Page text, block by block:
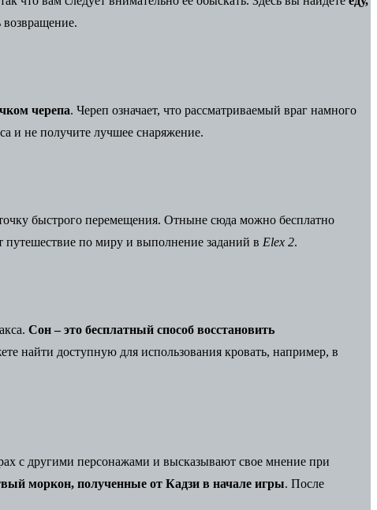
возвращение.
черепа. Череп означает, что рассматриваемый враг намного
и не получите лучшее снаряжение.
быстрого перемещения. Отныне сюда можно бесплатно
путешествие по миру и выполнение заданий в Elex 2.
Сон – это бесплатный способ восстановить
найти доступную для использования кровать, например, в
с другими персонажами и высказывают свое мнение при
моркон, полученные от Кадзи в начале игры. После